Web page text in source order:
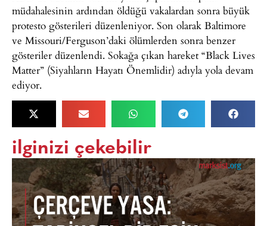
müdahalesinin ardından öldüğü vakalardan sonra büyük
protesto gösterileri düzenleniyor. Son olarak Baltimore
ve Missouri/Ferguson’daki ölümlerden sonra benzer
gösteriler düzenlendi. Sokağa çıkan hareket “Black Lives
Matter” (Siyahların Hayatı Önemlidir) adıyla yola devam
ediyor.
ilginizi çekebilir